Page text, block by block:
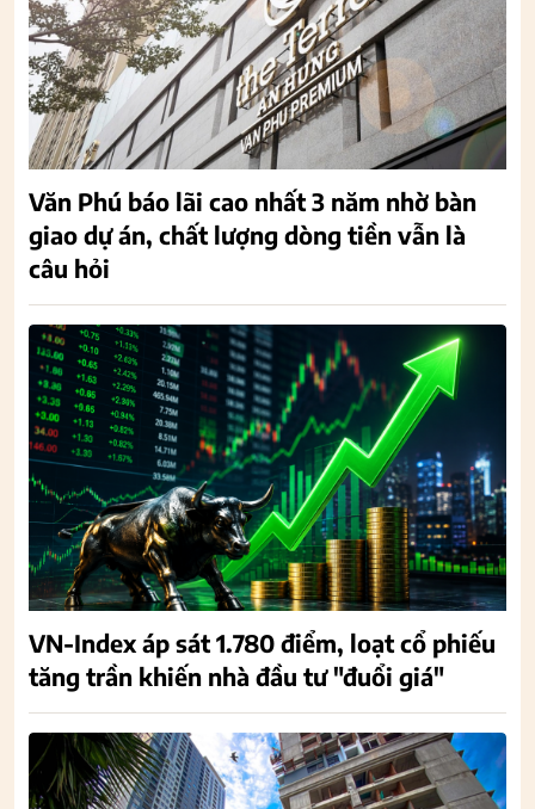
Văn Phú báo lãi cao nhất 3 năm nhờ bàn
giao dự án, chất lượng dòng tiền vẫn là
câu hỏi
VN-Index áp sát 1.780 điểm, loạt cổ phiếu
tăng trần khiến nhà đầu tư "đuổi giá"